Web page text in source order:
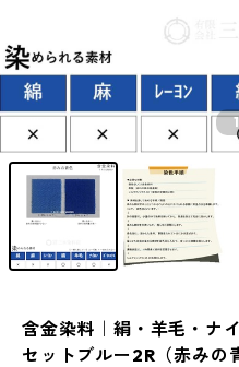
1
含金染料｜絹・羊毛・ナ
セットブルー2R（赤みの